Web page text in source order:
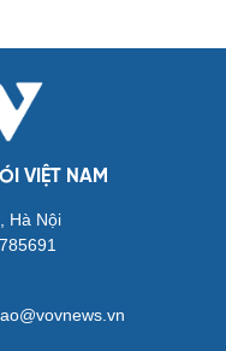
VIỆT NAM
Hà Nội